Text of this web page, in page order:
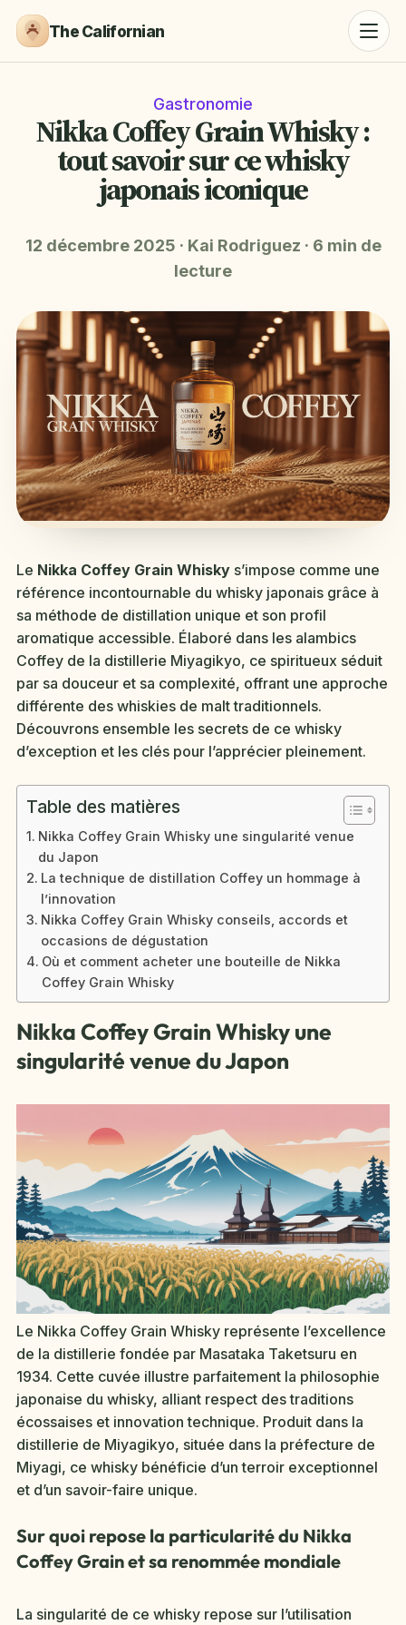
The Californian
Gastronomie
Nikka Coffey Grain Whisky :
tout savoir sur ce whisky
japonais iconique
12 décembre 2025 · Kai Rodriguez · 6 min de
lecture
Le Nikka Coffey Grain Whisky s’impose comme une
référence incontournable du whisky japonais grâce à
sa méthode de distillation unique et son profil
aromatique accessible. Élaboré dans les alambics
Coffey de la distillerie Miyagikyo, ce spiritueux séduit
par sa douceur et sa complexité, offrant une approche
différente des whiskies de malt traditionnels.
Découvrons ensemble les secrets de ce whisky
d’exception et les clés pour l’apprécier pleinement.
Table des matières
Nikka Coffey Grain Whisky une singularité venue
du Japon
La technique de distillation Coffey un hommage à
l’innovation
Nikka Coffey Grain Whisky conseils, accords et
occasions de dégustation
Où et comment acheter une bouteille de Nikka
Coffey Grain Whisky
Nikka Coffey Grain Whisky une
singularité venue du Japon
Le Nikka Coffey Grain Whisky représente l’excellence
de la distillerie fondée par Masataka Taketsuru en
1934. Cette cuvée illustre parfaitement la philosophie
japonaise du whisky, alliant respect des traditions
écossaises et innovation technique. Produit dans la
distillerie de Miyagikyo, située dans la préfecture de
Miyagi, ce whisky bénéficie d’un terroir exceptionnel
et d’un savoir-faire unique.
Sur quoi repose la particularité du Nikka
Coffey Grain et sa renommée mondiale
La singularité de ce whisky repose sur l’utilisation